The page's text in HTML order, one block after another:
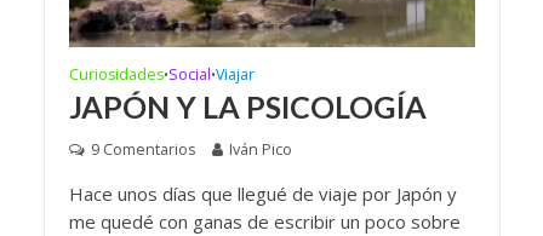
Curiosidades•Social•Viajar
JAPÓN Y LA PSICOLOGÍA
9 Comentarios Iván Pico
Hace unos días que llegué de viaje por Japón y
me quedé con ganas de escribir un poco sobre